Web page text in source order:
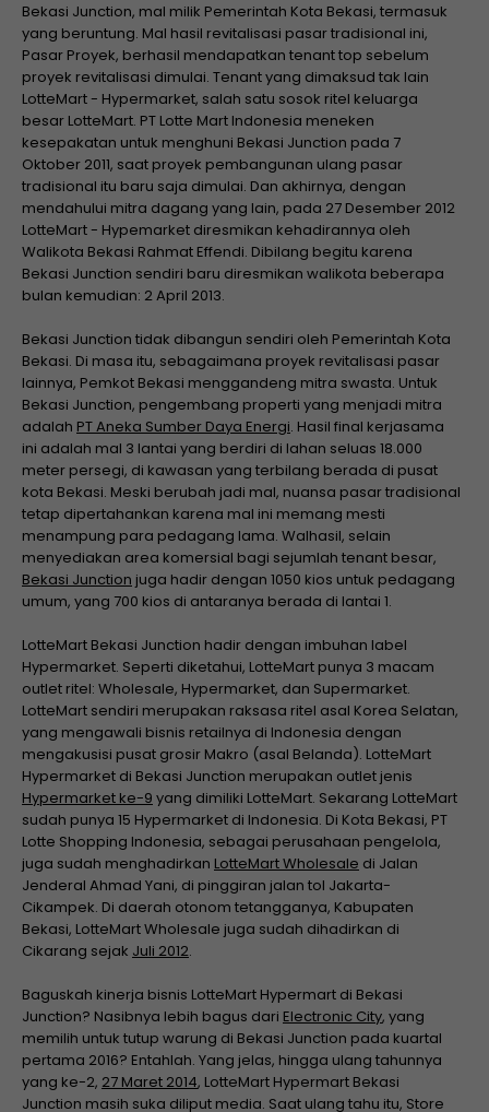
Bekasi Junction, mal milik Pemerintah Kota Bekasi, termasuk
yang beruntung. Mal hasil revitalisasi pasar tradisional ini,
Pasar Proyek, berhasil mendapatkan tenant top sebelum
proyek revitalisasi dimulai. Tenant yang dimaksud tak lain
LotteMart - Hypermarket, salah satu sosok ritel keluarga
besar LotteMart. PT Lotte Mart Indonesia meneken
kesepakatan untuk menghuni Bekasi Junction pada 7
Oktober 2011, saat proyek pembangunan ulang pasar
tradisional itu baru saja dimulai. Dan akhirnya, dengan
mendahului mitra dagang yang lain, pada 27 Desember 2012
LotteMart - Hypemarket diresmikan kehadirannya oleh
Walikota Bekasi Rahmat Effendi. Dibilang begitu karena
Bekasi Junction sendiri baru diresmikan walikota beberapa
bulan kemudian: 2 April 2013.
Bekasi Junction tidak dibangun sendiri oleh Pemerintah Kota
Bekasi. Di masa itu, sebagaimana proyek revitalisasi pasar
lainnya, Pemkot Bekasi menggandeng mitra swasta. Untuk
Bekasi Junction, pengembang properti yang menjadi mitra
adalah PT Aneka Sumber Daya Energi. Hasil final kerjasama
ini adalah mal 3 lantai yang berdiri di lahan seluas 18.000
meter persegi, di kawasan yang terbilang berada di pusat
kota Bekasi. Meski berubah jadi mal, nuansa pasar tradisional
tetap dipertahankan karena mal ini memang mesti
menampung para pedagang lama. Walhasil, selain
menyediakan area komersial bagi sejumlah tenant besar,
Bekasi Junction juga hadir dengan 1050 kios untuk pedagang
umum, yang 700 kios di antaranya berada di lantai 1.
LotteMart Bekasi Junction hadir dengan imbuhan label
Hypermarket. Seperti diketahui, LotteMart punya 3 macam
outlet ritel: Wholesale, Hypermarket, dan Supermarket.
LotteMart sendiri merupakan raksasa ritel asal Korea Selatan,
yang mengawali bisnis retailnya di Indonesia dengan
mengakusisi pusat grosir Makro (asal Belanda). LotteMart
Hypermarket di Bekasi Junction merupakan outlet jenis
Hypermarket ke-9 yang dimiliki LotteMart. Sekarang LotteMart
sudah punya 15 Hypermarket di Indonesia. Di Kota Bekasi, PT
Lotte Shopping Indonesia, sebagai perusahaan pengelola,
juga sudah menghadirkan LotteMart Wholesale di Jalan
Jenderal Ahmad Yani, di pinggiran jalan tol Jakarta-
Cikampek. Di daerah otonom tetangganya, Kabupaten
Bekasi, LotteMart Wholesale juga sudah dihadirkan di
Cikarang sejak Juli 2012.
Baguskah kinerja bisnis LotteMart Hypermart di Bekasi
Junction? Nasibnya lebih bagus dari Electronic City, yang
memilih untuk tutup warung di Bekasi Junction pada kuartal
pertama 2016? Entahlah. Yang jelas, hingga ulang tahunnya
yang ke-2, 27 Maret 2014, LotteMart Hypermart Bekasi
Junction masih suka diliput media. Saat ulang tahu itu, Store